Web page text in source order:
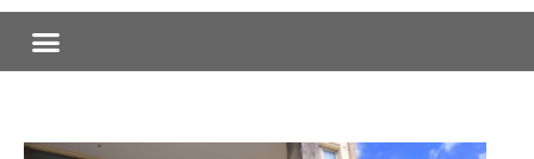
Skip
Menu